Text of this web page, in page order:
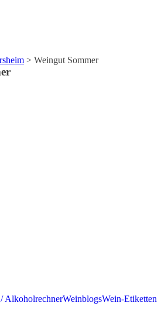
> Weingut Sommer
AlkoholrechnerWeinblogsWein-Etiketten